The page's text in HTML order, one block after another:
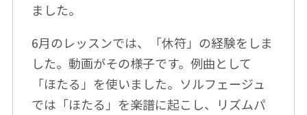
ました。
6月のレッスンでは、「休符」の経験をしま
した。動画がその様子です。例曲として
「ほたる」を使いました。ソルフェージュ
では「ほたる」を楽譜に起こし、リズムパ